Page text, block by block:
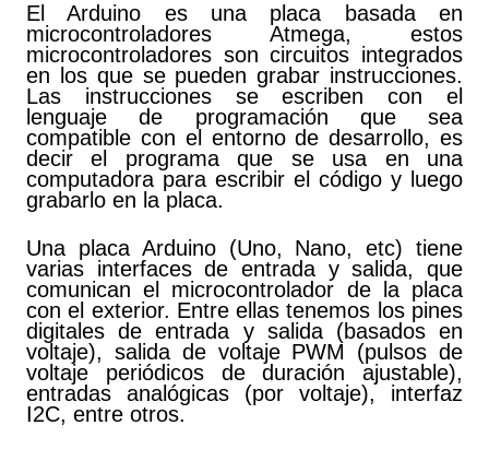
El Arduino es una placa basada en
microcontroladores Atmega, estos
microcontroladores son circuitos integrados
en los que se pueden grabar instrucciones.
Las instrucciones se escriben con el
lenguaje de programación que sea
compatible con el entorno de desarrollo, es
decir el programa que se usa en una
computadora para escribir el código y luego
grabarlo en la placa.
Una placa Arduino (Uno, Nano, etc) tiene
varias interfaces de entrada y salida, que
comunican el microcontrolador de la placa
con el exterior. Entre ellas tenemos los pines
digitales de entrada y salida (basados en
voltaje), salida de voltaje PWM (pulsos de
voltaje periódicos de duración ajustable),
entradas analógicas (por voltaje), interfaz
I2C, entre otros.